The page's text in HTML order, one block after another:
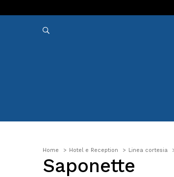
Home Hotel e Reception Linea cortesia
Saponette